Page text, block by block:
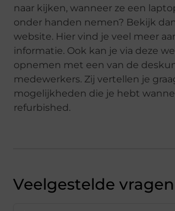
naar kijken, wanneer ze een
onder handen nemen? Bekijk
website. Hier vind je veel meer
informatie. Ook kan je via deze
opnemen met een van de
medewerkers. Zij vertellen je
mogelijkheden die je hebt
refurbished.
Veelgestelde vragen